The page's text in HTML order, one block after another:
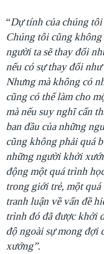
“Dự tính của chúng
Chúng tôi cũng
người ta sẽ thay đổi
nếu có sự thay đổi
Nhưng mà không có
cũng có thể làm cho
mà nếu suy nghĩ cẩn
ban đầu của những
cũng không phải quá
những người khởi
động một quá trình
trong giới trẻ, một
tranh luận về vấn đề
trình đó đã được khởi
độ ngoài sự mong đợi
xướng”.